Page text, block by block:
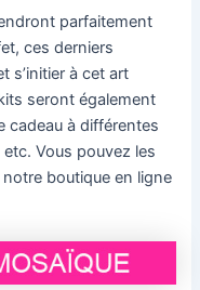
parfaitement
ces derniers
s’initier à cet art
seront également
cadeau à différentes
Vous pouvez les
boutique en ligne